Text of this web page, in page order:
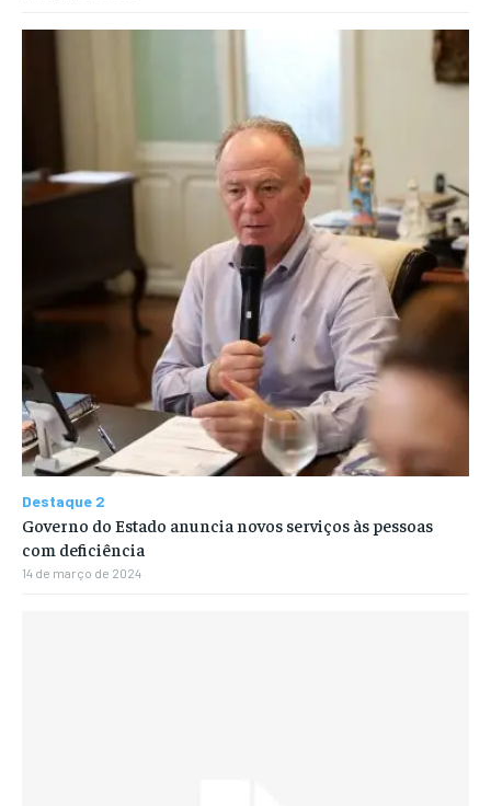
Destaque 2
Governo do Estado anuncia novos serviços às pessoas
com deficiência
14 de março de 2024